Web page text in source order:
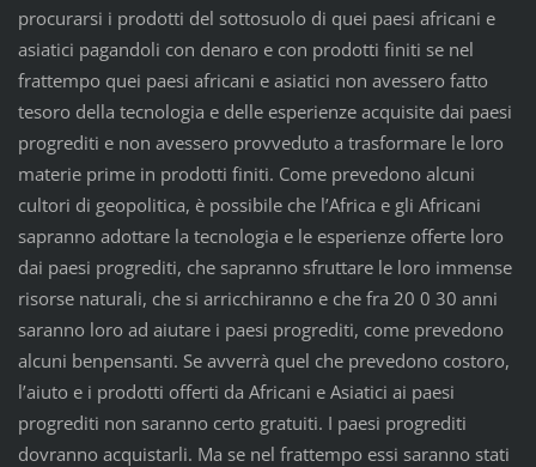
procurarsi i prodotti del sottosuolo di quei paesi africani e
asiatici pagandoli con denaro e con prodotti finiti se nel
frattempo quei paesi africani e asiatici non avessero fatto
tesoro della tecnologia e delle esperienze acquisite dai paesi
progrediti e non avessero provveduto a trasformare le loro
materie prime in prodotti finiti. Come prevedono alcuni
cultori di geopolitica, è possibile che l’Africa e gli Africani
sapranno adottare la tecnologia e le esperienze offerte loro
dai paesi progrediti, che sapranno sfruttare le loro immense
risorse naturali, che si arricchiranno e che fra 20 0 30 anni
saranno loro ad aiutare i paesi progrediti, come prevedono
alcuni benpensanti. Se avverrà quel che prevedono costoro,
l’aiuto e i prodotti offerti da Africani e Asiatici ai paesi
progrediti non saranno certo gratuiti. I paesi progrediti
dovranno acquistarli. Ma se nel frattempo essi saranno stati